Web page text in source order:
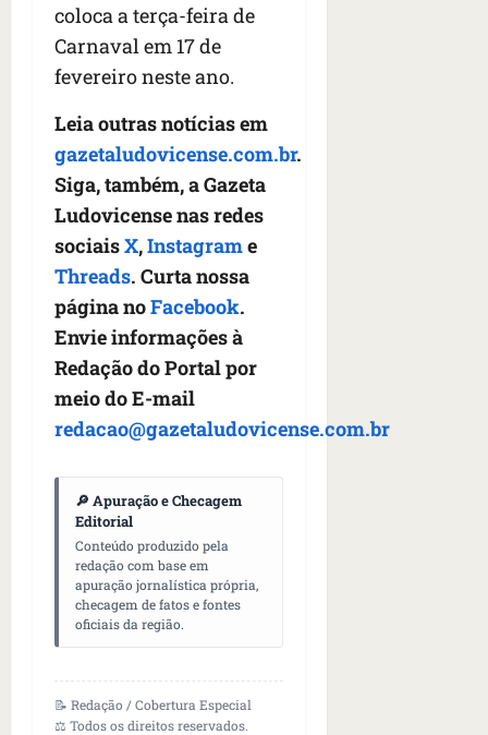
coloca a terça-feira de
Carnaval em 17 de
fevereiro neste ano.
Leia outras notícias em
gazetaludovicense.com.br.
Siga, também, a Gazeta
Ludovicense nas redes
sociaisX,Instagrame
Threads. Curta nossa
página noFacebook.
Envie informações à
Redação do Portal por
meio do E-mail
redacao@gazetaludovicense.com.br
🔎 Apuração e Checagem
Editorial
Conteúdo produzido pela
redação com base em
apuração jornalística própria,
checagem de fatos e fontes
oficiais da região.
📝 Redação / Cobertura Especial
⚖️ Todos os direitos reservados.